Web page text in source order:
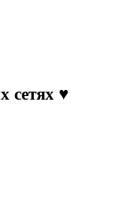
сетях ♥